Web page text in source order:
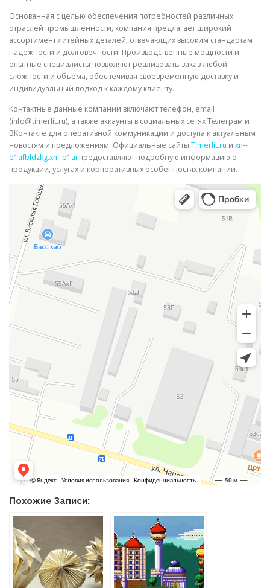
Основанная с целью обеспечения потребностей различных
отраслей промышленности, компания предлагает широкий
ассортимент литейных деталей, отвечающих высоким стандартам
надежности и долговечности. Производственные мощности и
опытные специалисты позволяют реализовать заказ любой
сложности и объема, обеспечивая своевременную доставку и
индивидуальный подход к каждому клиенту.
Контактные данные компании включают телефон, email
(info@timerlit.ru), а также аккаунты в социальных сетях Телеграм и
ВКонтакте для оперативной коммуникации и доступа к актуальным
новостям и предложениям. Официальные сайты Timerlit.ru и xn--
e1afbldzkg.xn--p1ai предоставляют подробную информацию о
продукции, услугах и корпоративных особенностях компании.
Похожие Записи: